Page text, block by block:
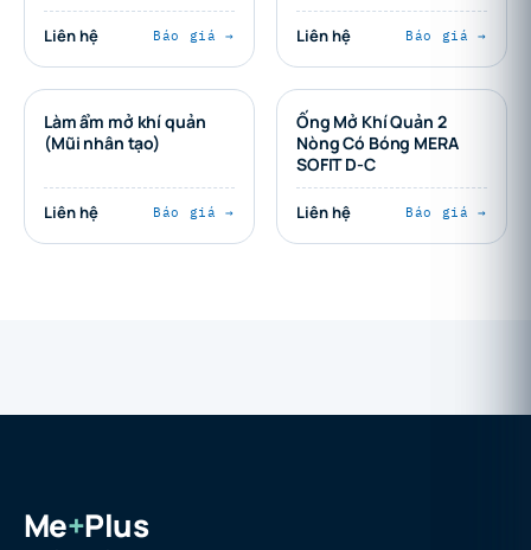
Liên hệ Báo giá → Liên hệ Báo giá →
Làm ẩm mở khí quản
(Mũi nhân tạo)
Liên hệ Báo giá →
Ống Mở Khí Quản 2
Nòng Có Bóng MERA
SOFIT D-C
Liên hệ Báo giá →
Me+Plus